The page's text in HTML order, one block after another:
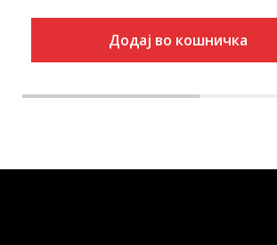
Додај во кошничка